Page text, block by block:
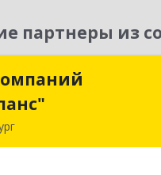
партнеры из
Группа Компаний
"СофтБаланс"